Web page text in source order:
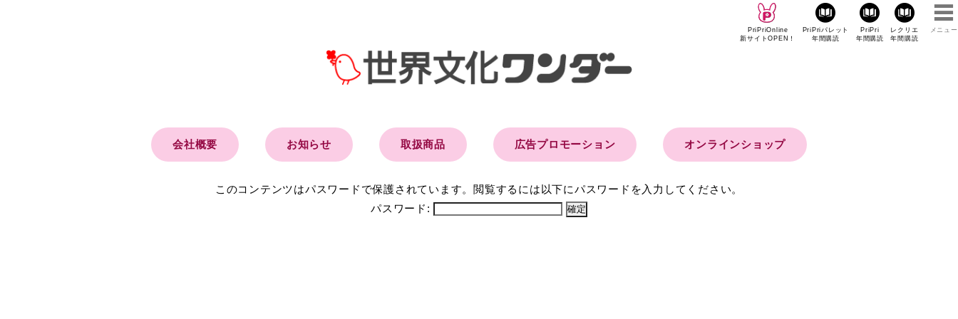
PriPriOnline
新サイトOPEN！
PriPriパレット
年間購読
PriPri
年間購読
レクリエ
年間購読
メニュー
会社概要 お知らせ 取扱商品 広告プロモーション オンラインショップ
このコンテンツはパスワードで保護されています。閲覧するには以下にパスワードを入力してください。
パスワード: